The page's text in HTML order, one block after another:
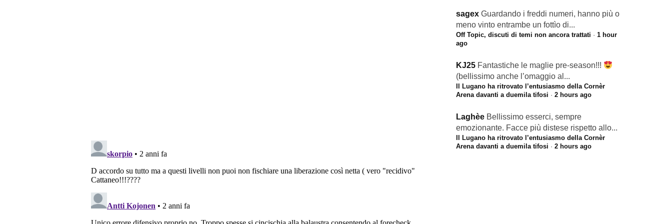
sagex Guardando i freddi numeri, hanno più o
meno vinto entrambe un fottìo di...
Off Topic, discuti di temi non ancora trattati · 1 hour
ago
KJ25 Fantastiche le maglie pre-season!!!
(bellissimo anche l’omaggio al...
Il Lugano ha ritrovato l’entusiasmo della Cornèr
Arena davanti a duemila tifosi · 2 hours ago
Laghèe Bellissimo esserci, sempre
emozionante. Facce più distese rispetto allo...
Il Lugano ha ritrovato l’entusiasmo della Cornèr
Arena davanti a duemila tifosi · 2 hours ago